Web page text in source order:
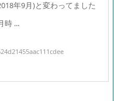
年9月)と変わってました
時 ...